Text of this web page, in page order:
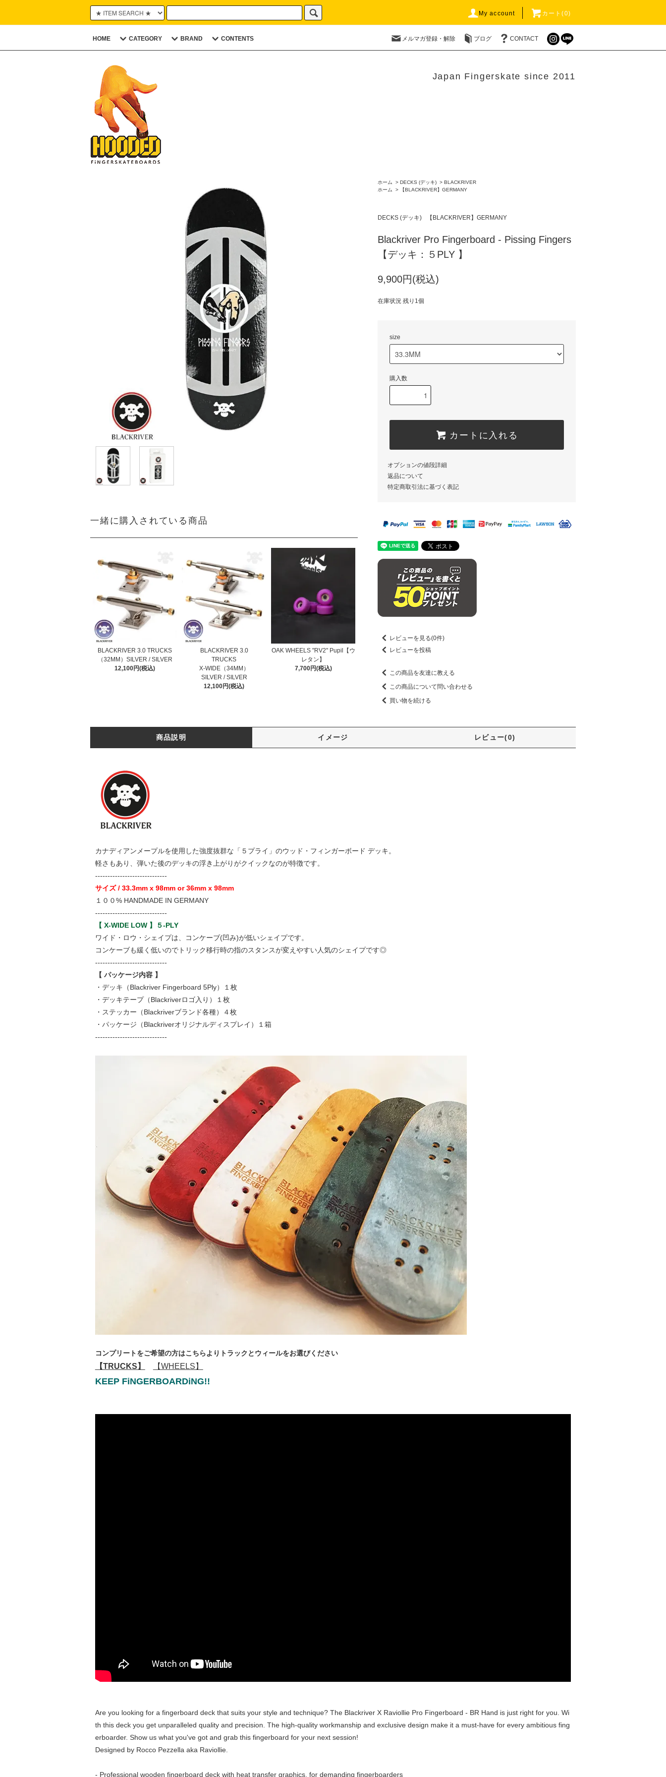
My account カート(0)
HOME CATEGORY BRAND CONTENTS メルマガ登録・解除 ブログ CONTACT
Japan Fingerskate since 2011
一緒に購入されている商品
BLACKRIVER 3.0 TRUCKS
（32MM）SILVER / SILVER
12,100円(税込)
BLACKRIVER 3.0
TRUCKS
X-WIDE（34MM）
SILVER / SILVER
12,100円(税込)
OAK WHEELS "RV2" Pupil【ウ
レタン】
7,700円(税込)
ホーム > DECKS (デッキ) > BLACKRIVER
ホーム
> 【BLACKRIVER】GERMANY
DECKS (デッキ) 【BLACKRIVER】GERMANY
Blackriver Pro Fingerboard - Pissing Fingers
【デッキ：５PLY 】
9,900円(税込)
在庫状況 残り1個
size
購入数
カートに入れる
オプションの値段詳細
返品について
特定商取引法に基づく表記
レビューを見る(0件)
レビューを投稿
この商品を友達に教える
この商品について問い合わせる
買い物を続ける
商品説明 イメージ レビュー(0)
カナディアンメープルを使用した強度抜群な「５プライ」のウッド・フィンガーボード デッキ。
軽さもあり、弾いた後のデッキの浮き上がりがクイックなのが特徴です。
-----------------------------
サイズ / 33.3mm x 98mm or 36mm x 98mm
１００% HANDMADE IN GERMANY
-----------------------------
【 X-WIDE LOW 】５-PLY
ワイド・ロウ・シェイプは、コンケーブ(凹み)が低いシェイプです。
コンケーブも緩く低いのでトリック移行時の指のスタンスが変えやすい人気のシェイプです◎
-----------------------------
【 パッケージ内容 】
・デッキ（Blackriver Fingerboard 5Ply）１枚
・デッキテープ（Blackriverロゴ入り）１枚
・ステッカー（Blackriverブランド各種）４枚
・パッケージ（Blackriverオリジナルディスプレイ）１箱
-----------------------------
コンプリートをご希望の方はこちらよりトラックとウィールをお選びください
【TRUCKS】 【WHEELS】
KEEP FiNGERBOARDiNG!!
Are you looking for a fingerboard deck that suits your style and technique? The Blackriver X Raviollie Pro Fingerboard - BR Hand is just right for you. Wi
th this deck you get unparalleled quality and precision. The high-quality workmanship and exclusive design make it a must-have for every ambitious fing
erboarder. Show us what you've got and grab this fingerboard for your next session!
Designed by Rocco Pezzella aka Raviollie.
- Professional wooden fingerboard deck with heat transfer graphics, for demanding fingerboarders